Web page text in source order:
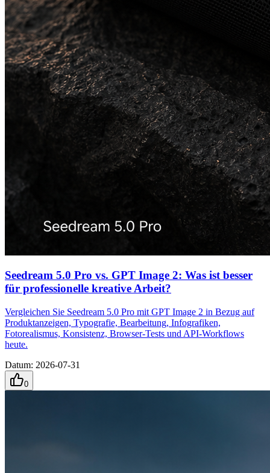
Seedream 5.0 Pro vs. GPT Image 2: Was ist besser
für professionelle kreative Arbeit?
Vergleichen Sie Seedream 5.0 Pro mit GPT Image 2 in Bezug auf
Produktanzeigen, Typografie, Bearbeitung, Infografiken,
Fotorealismus, Konsistenz, Browser-Tests und API-Workflows
heute.
Datum: 2026-07-31
0